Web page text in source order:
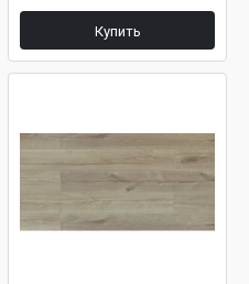
Купить